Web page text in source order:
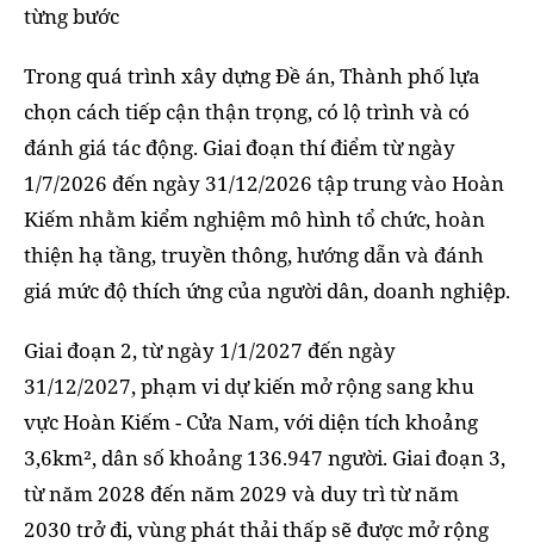
từng bước
Trong quá trình xây dựng Đề án, Thành phố lựa
chọn cách tiếp cận thận trọng, có lộ trình và có
đánh giá tác động. Giai đoạn thí điểm từ ngày
1/7/2026 đến ngày 31/12/2026 tập trung vào Hoàn
Kiếm nhằm kiểm nghiệm mô hình tổ chức, hoàn
thiện hạ tầng, truyền thông, hướng dẫn và đánh
giá mức độ thích ứng của người dân, doanh nghiệp.
Giai đoạn 2, từ ngày 1/1/2027 đến ngày
31/12/2027, phạm vi dự kiến mở rộng sang khu
vực Hoàn Kiếm - Cửa Nam, với diện tích khoảng
3,6km², dân số khoảng 136.947 người. Giai đoạn 3,
từ năm 2028 đến năm 2029 và duy trì từ năm
2030 trở đi, vùng phát thải thấp sẽ được mở rộng